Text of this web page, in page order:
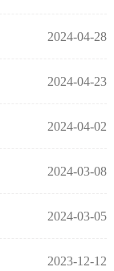
2024-04-28
2024-04-23
2024-04-02
2024-03-08
2024-03-05
2023-12-12